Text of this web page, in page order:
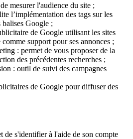
mesurer l'audience du site ;
l’implémentation des tags sur les
balises Google ;
de Google utilisant les sites
support pour ses annonces ;
: permet de vous proposer de la
des précédentes recherches ;
: outil de suivi des campagnes
de Google pour diffuser des
de s'identifier à l'aide de son compte